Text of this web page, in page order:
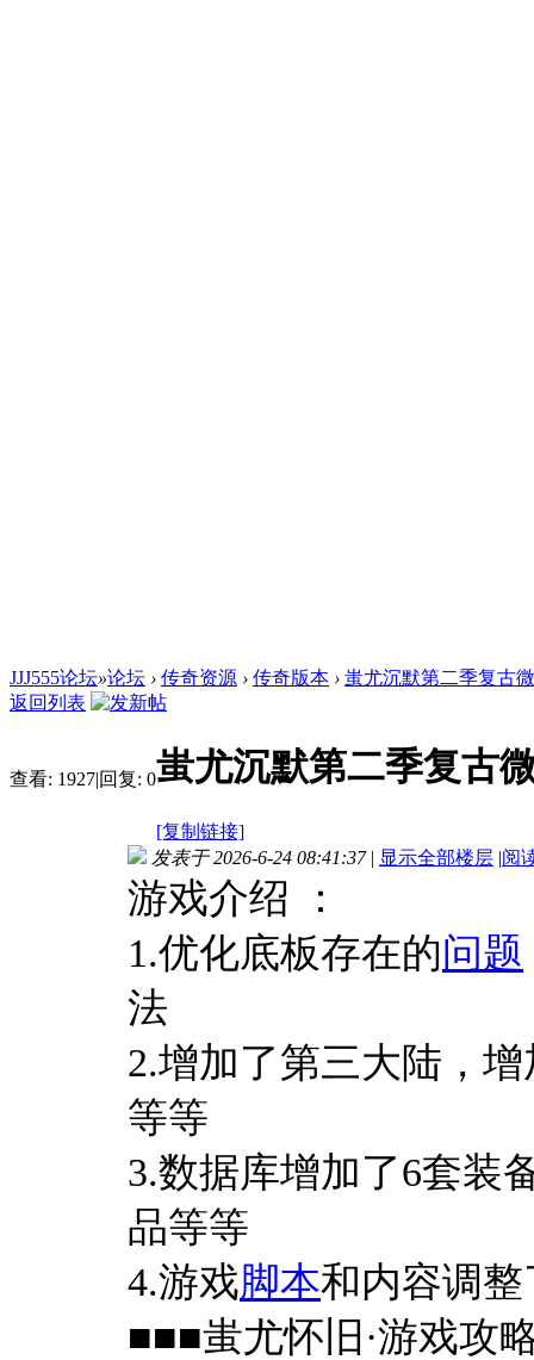
JJJ555论坛»论坛 › 传奇资源 › 传奇版本 › 蚩尤沉默第二季复古
返回列表
查看: 1927|回复: 0蚩尤沉默第二季复古
[复制链接]
发表于 2026-6-24 08:41:37 | 显示全部楼层 |阅
游戏介绍 ：
1.优化底板存在的问题
法
2.增加了第三大陆，
等等
3.数据库增加了6套装
品等等
4.游戏脚本和内容调
■■■蚩尤怀旧·游戏攻